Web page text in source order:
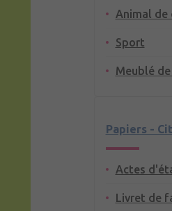
Animal de
Sport
Meublé
Papiers -
Actes
Livret de